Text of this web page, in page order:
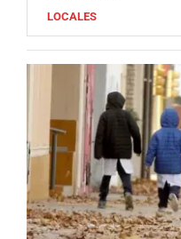
LOCALES